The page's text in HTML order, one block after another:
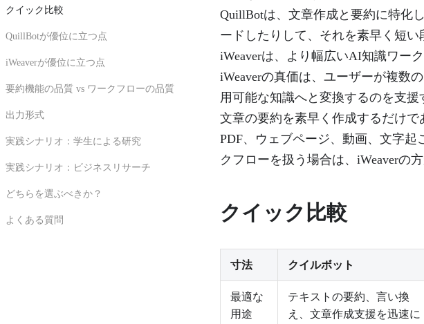
クイック比較
QuillBotが優位に立つ点
iWeaverが優位に立つ点
要約機能の品質 vs ワークフローの品質
出力形式
実践シナリオ：学生による研究
実践シナリオ：ビジネスリサーチ
どちらを選ぶべきか？
よくある質問
QuillBotは、文章作成と要約に特化
ードしたりして、それを素早く短い
iWeaverは、より幅広いAI知識ワー
iWeaverの真価は、ユーザーが複数
用可能な知識へと変換するのを支援
文章の要約を素早く作成するだけで
PDF、ウェブページ、動画、文字
クフローを扱う場合は、iWeaverの
クイック比較
寸法 クイルボット
最適な
用途
テキストの要約、言い換
え、文章作成支援を迅速に